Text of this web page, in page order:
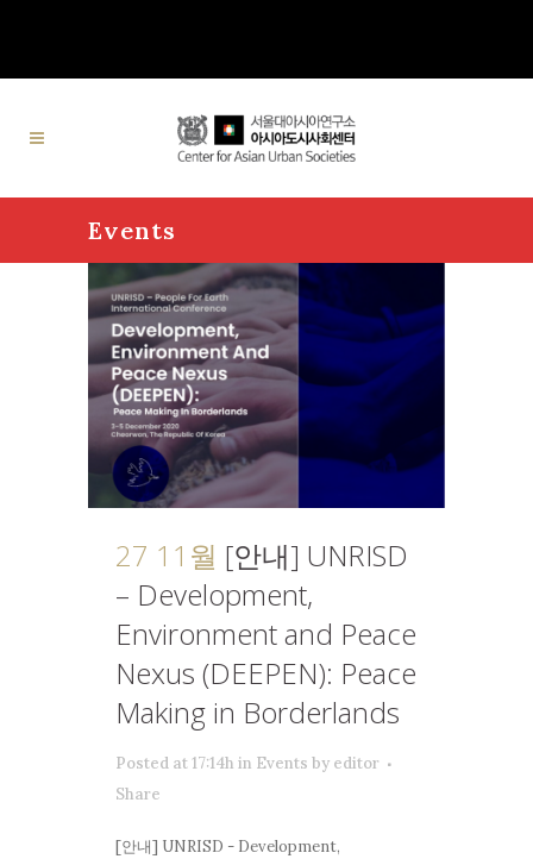
Events
27 11월 [안내] UNRISD
– Development,
Environment and Peace
Nexus (DEEPEN): Peace
Making in Borderlands
Posted at 17:14h in Events by editor
Share
[안내] UNRISD - Development,